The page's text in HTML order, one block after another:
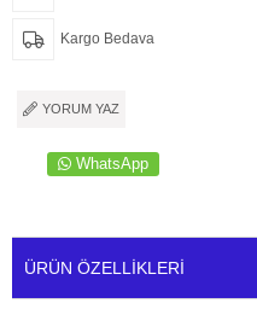
Kargo Bedava
YORUM YAZ
WhatsApp
ÜRÜN ÖZELLIKLERI